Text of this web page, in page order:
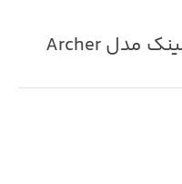
روتر بی‌سیم AC1350 تی پی لینک مدل Archer